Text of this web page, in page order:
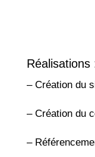
Réalisations
– Création du
– Création du
–